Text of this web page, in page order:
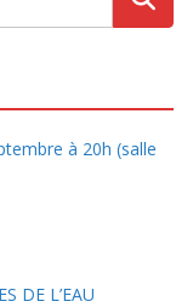
à 20h (salle
DE L’EAU